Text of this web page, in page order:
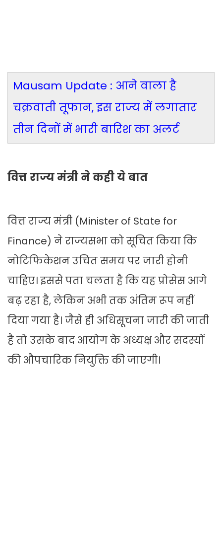
Mausam Update : आने वाला है
चक्रवाती तूफान, इस राज्य में लगातार
तीन दिनों में भारी बारिश का अलर्ट
वित्त राज्य मंत्री ने कही ये बात
वित्त राज्य मंत्री (Minister of State for
Finance) ने राज्यसभा को सूचित किया कि
नोट‍िफ‍िकेशन उचित समय पर जारी होनी
चाहिए। इससे पता चलता है क‍ि यह प्रोसेस आगे
बढ़ रहा है, लेकिन अभी तक अंतिम रूप नहीं
दिया गया है। जैसे ही अधिसूचना जारी की जाती
है तो उसके बाद आयोग के अध्यक्ष और सदस्यों
की औपचारिक नियुक्ति की जाएगी।